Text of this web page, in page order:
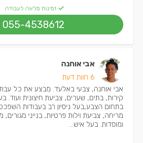
זמינות מלאה לעבודה
055-4538612
אבי אוחנה
6 חוות דעת
אבי אוחנה, צבעי באלעד. מבצע את כל
בתחום הצבע,בעל ניסיון רב בעבודות
מריחה, צביעת וילות פרטיות, בנייני
ומוסדות. בעל איש...